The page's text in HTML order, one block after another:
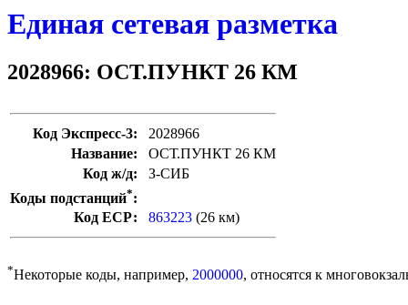
Единая сетевая разметка
2028966: ОСТ.ПУНКТ 26 КМ
Код Экспресс-3:
2028966
Название:
ОСТ.ПУНКТ 26 КМ
Код ж/д:
З-СИБ
Коды подстанций*:
Код ЕСР:
863223 (26 км)
*Некоторые коды, например, 2000000, относятся к